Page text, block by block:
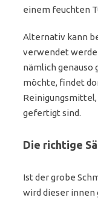
einem feuchten
Alternativ kann
verwendet
nämlich genauso
möchte, findet
gefertigt sind.
Die richtige
Ist der grobe
wird dieser innen